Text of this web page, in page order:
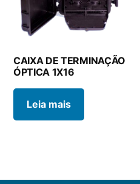
CAIXA DE TERMINAÇÃO
ÓPTICA 1X16
Leia mais